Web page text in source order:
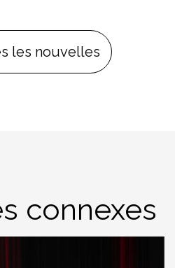
les nouvelles
connexes